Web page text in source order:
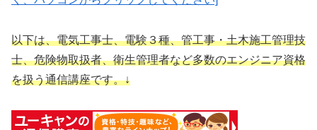
以下は、電気工事士、電験３種、管工事・土木施工管理技
士、危険物取扱者、衛生管理者など多数のエンジニア資格
を扱う通信講座です。↓